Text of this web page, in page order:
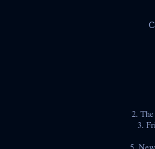
2.
3.
5.